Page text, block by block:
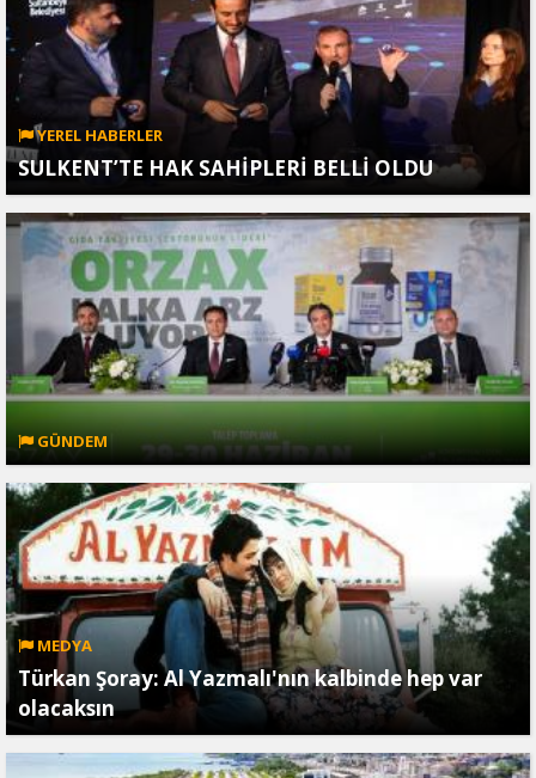
YEREL HABERLER
SULKENT’TE HAK SAHİPLERİ BELLİ OLDU
GÜNDEM
MEDYA
Türkan Şoray: Al Yazmalı'nın kalbinde hep var
olacaksın